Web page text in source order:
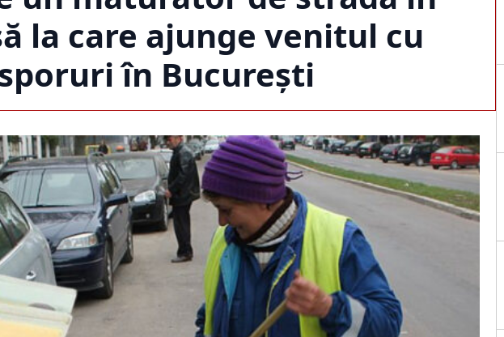
la care ajunge venitul cu
în București